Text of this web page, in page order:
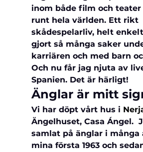
inom både film och teater
runt hela världen. Ett rikt
skådespelarliv, helt
gjort så många saker
karriären och med barn
Och nu får jag njuta av
Spanien. Det är härligt!
Änglar är mitt
Vi har döpt vårt hus i
Ängelhuset, Casa Ángel.
samlat på änglar i många
mina första 1963 och